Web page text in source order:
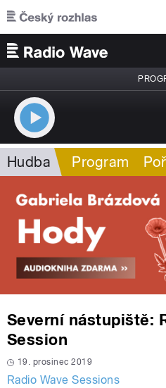
Přejít k hlavnímu obsahu
Hudba Program
Severní nástupiště:
Session
19. prosinec 2019
Radio Wave Sessions